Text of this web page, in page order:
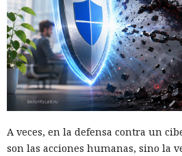
A veces, en la defensa contra un
son las acciones humanas, sino la